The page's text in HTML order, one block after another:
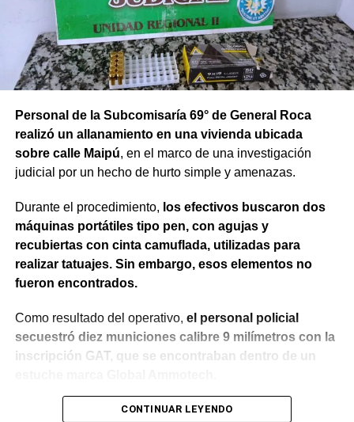
Personal de la Subcomisaría 69° de General Roca
realizó un allanamiento en una vivienda ubicada
sobre calle Maipú, en el marco de una investigación
judicial por un hecho de hurto simple y amenazas.
Durante el procedimiento, los efectivos buscaron dos
máquinas portátiles tipo pen, con agujas y
recubiertas con cinta camuflada, utilizadas para
realizar tatuajes. Sin embargo, esos elementos no
fueron encontrados.
Como resultado del operativo, el personal policial
secuestró diez municiones calibre 9 milímetros con la
inscripción GAT, que se encontraban dentro de un
Tras el hallazgo, se dio intervención a la Fiscalía N° 6,
CONTINUAR LEYENDO